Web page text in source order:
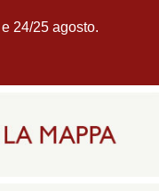
24/25 agosto.